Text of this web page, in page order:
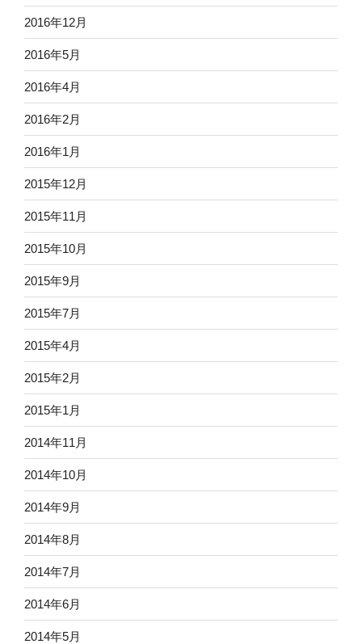
2016年12月
2016年5月
2016年4月
2016年2月
2016年1月
2015年12月
2015年11月
2015年10月
2015年9月
2015年7月
2015年4月
2015年2月
2015年1月
2014年11月
2014年10月
2014年9月
2014年8月
2014年7月
2014年6月
2014年5月